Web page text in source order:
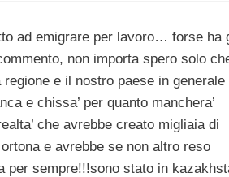
ad emigrare per lavoro… forse ha
non importa spero solo
e il nostro paese in generale
e chissa’ per quanto manchera’
che avrebbe creato migliaia di
e avrebbe se non altro reso
sempre!!!sono stato in